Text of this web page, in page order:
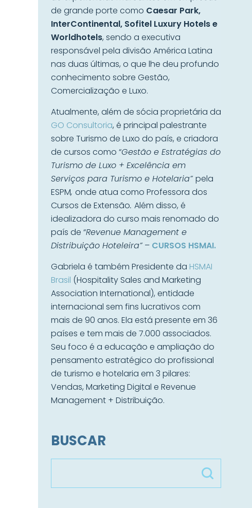
de grande porte como Caesar Park,
InterContinental, Sofitel Luxury Hotels e
Worldhotels, sendo a executiva
responsável pela divisão América Latina
nas duas últimas, o que lhe deu profundo
conhecimento sobre Gestão,
Comercialização e Luxo.
Atualmente, além de sócia proprietária da
GO Consultoria, é principal palestrante
sobre Turismo de Luxo do país, e criadora
de cursos como “Gestão e Estratégias do
Turismo de Luxo + Excelência em
Serviços para Turismo e Hotelaria”pela
ESPM, onde atua como Professora dos
Cursos de Extensão. Além disso, é
idealizadora do curso mais renomado do
país de “Revenue Management e
Distribuição Hoteleira”– CURSOS HSMAI.
Gabriela é também Presidente da HSMAI
Brasil (Hospitality Sales and Marketing
Association International), entidade
internacional sem fins lucrativos com
mais de 90 anos. Ela está presente em 36
países e tem mais de 7.000 associados.
Seu foco é a educação e ampliação do
pensamento estratégico do profissional
de turismo e hotelaria em 3 pilares:
Vendas, Marketing Digital e Revenue
Management + Distribuição.
BUSCAR